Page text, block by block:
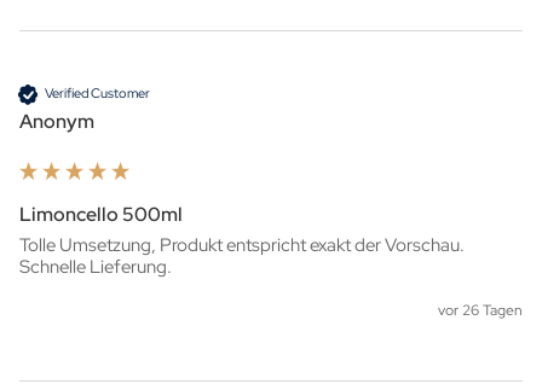
Verified Customer
Anonym
Limoncello 500ml
Tolle Umsetzung, Produkt entspricht exakt der Vorschau.
Schnelle Lieferung.
vor 26 Tagen